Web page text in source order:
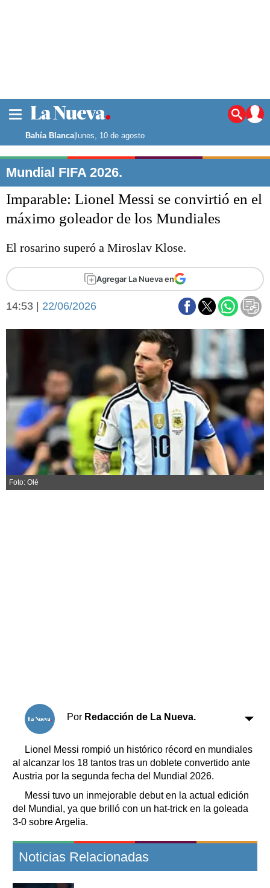
Noticias
La ciudad
Punta Alta
El país
El mundo
Seguridad
Deportes
Escenario Olímpico
Básquetbol
Fútbol
Arte y cultura
Cines
Economía y finanzas
Con el campo
Espacio empresas
Sociedad y tiempo
libre
Sociedad
Tecnología
Turismo
Salud
Es viral
El tiempo
Bahía Blanca|lunes, 10 de agosto
Mundial FIFA 2026.
Imparable: Lionel Messi se convirtió en el
máximo goleador de los Mundiales
El rosarino superó a Miroslav Klose.
Agregar La Nueva en
14:53 | 22/06/2026
Foto: Olé
Por Redacción de La Nueva.
Lionel Messi rompió un histórico récord en mundiales
al alcanzar los 18 tantos tras un doblete convertido ante
Austria por la segunda fecha del Mundial 2026.
Messi tuvo un inmejorable debut en la actual edición
del Mundial, ya que brilló con un hat-trick en la goleada
3-0 sobre Argelia.
Noticias Relacionadas